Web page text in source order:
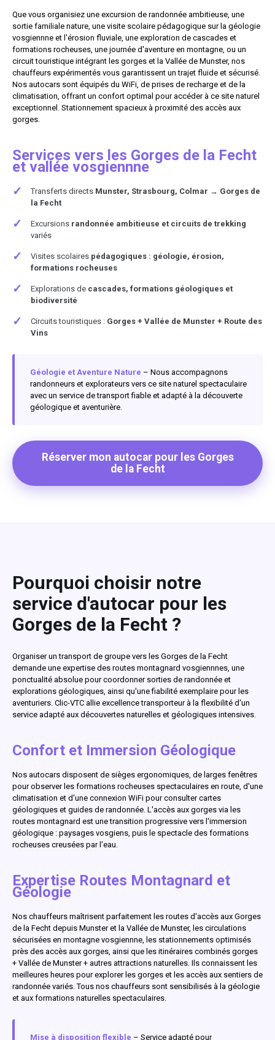
Que vous organisiez une excursion de randonnée ambitieuse, une
sortie familiale nature, une visite scolaire pédagogique sur la géologie
vosgiennne et l'érosion fluviale, une exploration de cascades et
formations rocheuses, une journée d'aventure en montagne, ou un
circuit touristique intégrant les gorges et la Vallée de Munster, nos
chauffeurs expérimentés vous garantissent un trajet fluide et sécurisé.
Nos autocars sont équipés du WiFi, de prises de recharge et de la
climatisation, offrant un confort optimal pour accéder à ce site naturel
exceptionnel. Stationnement spacieux à proximité des accès aux
gorges.
Services vers les Gorges de la Fecht
et vallée vosgiennne
✓ Transferts directs Munster, Strasbourg, Colmar → Gorges de
la Fecht
✓ Excursions randonnée ambitieuse et circuits de trekking
variés
✓ Visites scolaires pédagogiques : géologie, érosion,
formations rocheuses
✓ Explorations de cascades, formations géologiques et
biodiversité
✓ Circuits touristiques : Gorges + Vallée de Munster + Route des
Vins
Géologie et Aventure Nature – Nous accompagnons
randonneurs et explorateurs vers ce site naturel spectaculaire
avec un service de transport fiable et adapté à la découverte
géologique et aventurière.
Réserver mon autocar pour les Gorges
de la Fecht
Pourquoi choisir notre
service d'autocar pour les
Gorges de la Fecht ?
Organiser un transport de groupe vers les Gorges de la Fecht
demande une expertise des routes montagnard vosgiennnes, une
ponctualité absolue pour coordonner sorties de randonnée et
explorations géologiques, ainsi qu'une fiabilité exemplaire pour les
aventuriers. Clic-VTC allie excellence transporteur à la flexibilité d'un
service adapté aux découvertes naturelles et géologiques intensives.
Confort et Immersion Géologique
Nos autocars disposent de sièges ergonomiques, de larges fenêtres
pour observer les formations rocheuses spectaculaires en route, d'une
climatisation et d'une connexion WiFi pour consulter cartes
géologiques et guides de randonnée. L'accès aux gorges via les
routes montagnard est une transition progressive vers l'immersion
géologique : paysages vosgiens, puis le spectacle des formations
rocheuses creusées par l'eau.
Expertise Routes Montagnard et
Géologie
Nos chauffeurs maîtrisent parfaitement les routes d'accès aux Gorges
de la Fecht depuis Munster et la Vallée de Munster, les circulations
sécurisées en montagne vosgiennne, les stationnements optimisés
près des accès aux gorges, ainsi que les itinéraires combinés gorges
+ Vallée de Munster + autres attractions naturelles. Ils connaissent les
meilleures heures pour explorer les gorges et les accès aux sentiers de
randonnée variés. Tous nos chauffeurs sont sensibilisés à la géologie
et aux formations naturelles spectaculaires.
Mise à disposition flexible – Service adapté pour